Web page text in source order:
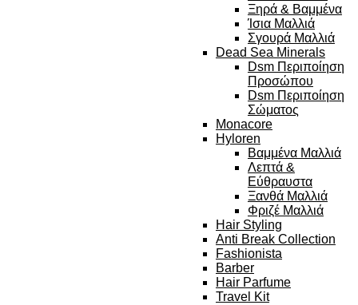
Ξηρά & Βαμμένα
Ίσια Μαλλιά
Σγουρά Μαλλιά
Dead Sea Minerals
Dsm Περιποίηση
Προσώπου
Dsm Περιποίηση
Σώματος
Monacore
Hyloren
Βαμμένα Μαλλιά
Λεπτά &
Εύθραυστα
Ξανθά Μαλλιά
Φριζέ Μαλλιά
Hair Styling
Anti Break Collection
Fashionista
Barber
Hair Parfume
Travel Kit